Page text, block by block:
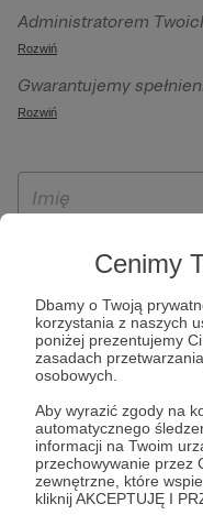
Cenimy
Dbamy o Twoją
korzystania z naszych
poniżej prezentujemy
zasadach
osobowych.
Aby wyrazić zgody na
automatycznego
informacji na Twoim
przechowywanie przez
zewnętrzne, które
kliknij AKCEPTUJĘ I
Administratorem
sp. z o.o. z siedziba w
092 Warszawa. Twoje
szczególności w celu
Patronite.pl, w tym
otrzymywania
Rozwiń
Gwarantujemy
wynikających z
ich przenoszenia,
podejmowaniu decyzji,
osobowych.
jest po przekazaniu
założenie konta przez
dostępny jest na
Rozwiń